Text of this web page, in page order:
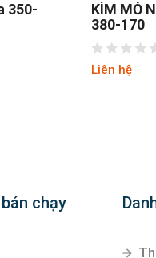
350-
KÌM MỎ
380-170
Liên hệ
chạy